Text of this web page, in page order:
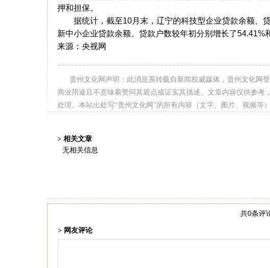
押和担保。
据统计，截至10月末，辽宁的科技型企业贷款余额、
新中小企业贷款余额、贷款户数较年初分别增长了54.41%
来源：央视网
贵州文化网声明：此消息系转载自新闻权威媒体，贵州文化网
商业用途且不意味着赞同其观点或证实其描述。文章内容仅供参
处理。本站出处写“贵州文化网”的所有内容（文字、图片、视频等
> 相关文章
无相关信息
共0条评
> 网友评论